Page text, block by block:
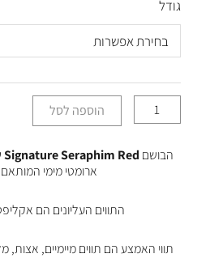
גודל
כמות
של
Signature
Seraphim
הוספה לסל
הבושםSignature Seraphim Red
ארומטי מימי המותאם
התווים העליונים הם
תווי האמצע הם תווים מיימיים, אצות,